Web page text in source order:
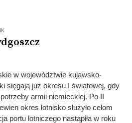
w województwie kujawsko-
sięgają już okresu I światowej, gdy
armii niemieckiej. Po II
okres lotnisko służyło celom
portu lotniczego nastąpiła w roku